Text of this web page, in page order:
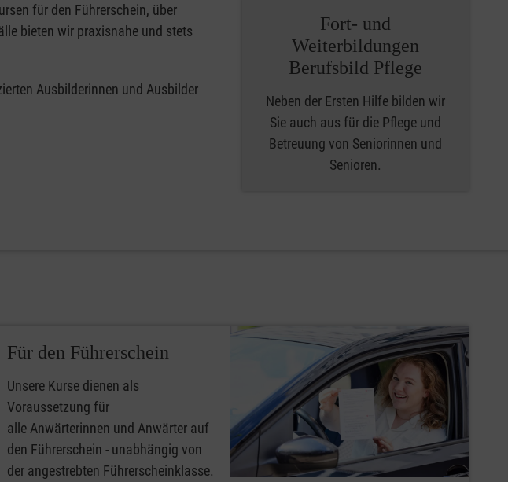
für den Führerschein, über
bieten wir praxisnahe und stets
Ausbilderinnen und Ausbilder
Fort- und
Weiterbildungen
Berufsbild Pflege
Neben der Ersten Hilfe bilden wir
Sie auch aus für die Pflege und
Betreuung von Seniorinnen und
Senioren.
Für den Führerschein
Unsere Kurse dienen als
Voraussetzung für
alle Anwärterinnen und Anwärter auf
den Führerschein - unabhängig von
der angestrebten Führerscheinklasse.